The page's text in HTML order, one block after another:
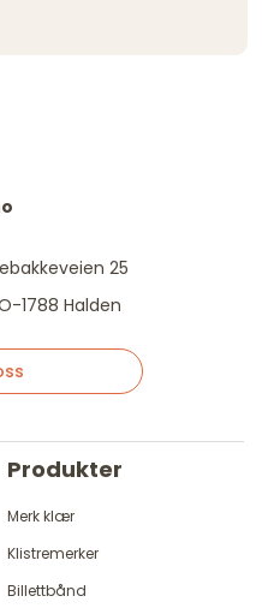
25
1788 Halden
Produkter
Merk klær
Klistremerker
Billettbånd